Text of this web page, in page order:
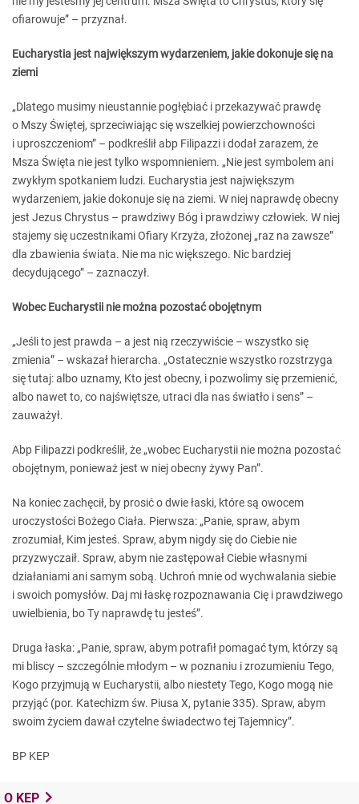
ofiarowuje” – przyznał.
Eucharystia jest największym wydarzeniem, jakie dokonuje się na
ziemi
„Dlatego musimy nieustannie pogłębiać i przekazywać prawdę
o Mszy Świętej, sprzeciwiając się wszelkiej powierzchowności
i uproszczeniom” – podkreślił abp Filipazzi i dodał zarazem, że
Msza Święta nie jest tylko wspomnieniem. „Nie jest symbolem ani
zwykłym spotkaniem ludzi. Eucharystia jest największym
wydarzeniem, jakie dokonuje się na ziemi. W niej naprawdę obecny
jest Jezus Chrystus – prawdziwy Bóg i prawdziwy człowiek. W niej
stajemy się uczestnikami Ofiary Krzyża, złożonej „raz na zawsze”
dla zbawienia świata. Nie ma nic większego. Nic bardziej
decydującego” – zaznaczył.
Wobec Eucharystii nie można pozostać obojętnym
„Jeśli to jest prawda – a jest nią rzeczywiście – wszystko się
zmienia” – wskazał hierarcha. „Ostatecznie wszystko rozstrzyga
się tutaj: albo uznamy, Kto jest obecny, i pozwolimy się przemienić,
albo nawet to, co najświętsze, utraci dla nas światło i sens” –
zauważył.
Abp Filipazzi podkreślił, że „wobec Eucharystii nie można pozostać
obojętnym, ponieważ jest w niej obecny żywy Pan”.
Na koniec zachęcił, by prosić o dwie łaski, które są owocem
uroczystości Bożego Ciała. Pierwsza: „Panie, spraw, abym
zrozumiał, Kim jesteś. Spraw, abym nigdy się do Ciebie nie
przyzwyczaił. Spraw, abym nie zastępował Ciebie własnymi
działaniami ani samym sobą. Uchroń mnie od wychwalania siebie
i swoich pomysłów. Daj mi łaskę rozpoznawania Cię i prawdziwego
uwielbienia, bo Ty naprawdę tu jesteś”.
Druga łaska: „Panie, spraw, abym potrafił pomagać tym, którzy są
mi bliscy – szczególnie młodym – w poznaniu i zrozumieniu Tego,
Kogo przyjmują w Eucharystii, albo niestety Tego, Kogo mogą nie
przyjąć (por. Katechizm św. Piusa X, pytanie 335). Spraw, abym
swoim życiem dawał czytelne świadectwo tej Tajemnicy”.
BP KEP
O KEP